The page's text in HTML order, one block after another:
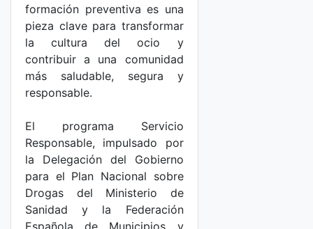
formación preventiva es una
pieza clave para transformar
la cultura del ocio y
contribuir a una comunidad
más saludable, segura y
responsable.
El programa Servicio
Responsable, impulsado por
la Delegación del Gobierno
para el Plan Nacional sobre
Drogas del Ministerio de
Sanidad y la Federación
Española de Municipios y